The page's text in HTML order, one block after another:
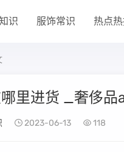
识 服饰常识 热点
里进货 _奢侈品
2023-06-13 118